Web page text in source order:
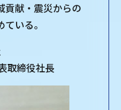
貢献・震災からの
ている。
取締役社長